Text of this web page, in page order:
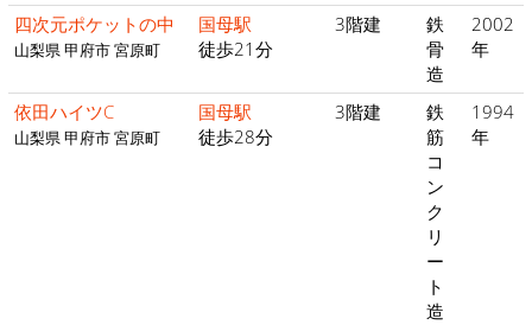
四次元ポケットの中
山梨県 甲府市 宮原町
国母駅
徒歩21分
3階建
鉄
骨
造
2002
年
依田ハイツC
山梨県 甲府市 宮原町
国母駅
徒歩28分
3階建
鉄
筋
コ
ン
ク
リ
ー
ト
造
1994
年